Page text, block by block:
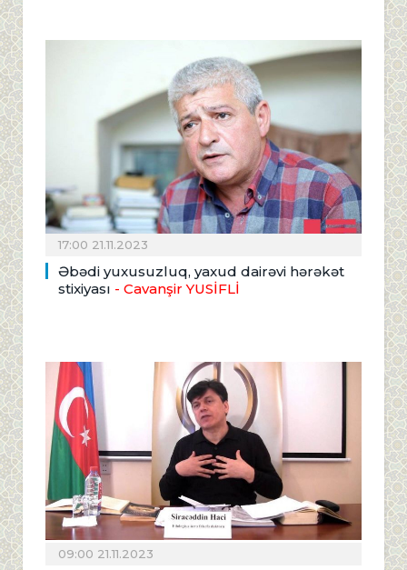
17:00 21.11.2023
Əbədi yuxusuzluq, yaxud dairəvi hərəkət
stixiyası - Cavanşir YUSİFLİ
09:00 21.11.2023